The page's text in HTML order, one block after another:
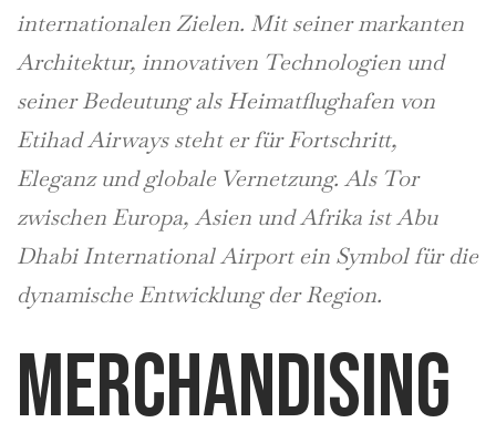
internationalen Zielen. Mit seiner markanten
Architektur, innovativen Technologien und
seiner Bedeutung als Heimatflughafen von
EtihadAirways steht er für Fortschritt,
Eleganz und globale Vernetzung. Als Tor
zwischen Europa, Asien und Afrika ist Abu
Dhabi International Airport ein Symbol für die
dynamische Entwicklung der Region.
Merchandising